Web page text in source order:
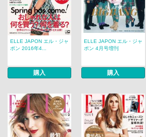
ELLE JAPON エル・ジャ
ポン 2016年4...
購入
ELLE JAPON エル・ジャ
ポン 4月号増刊
購入